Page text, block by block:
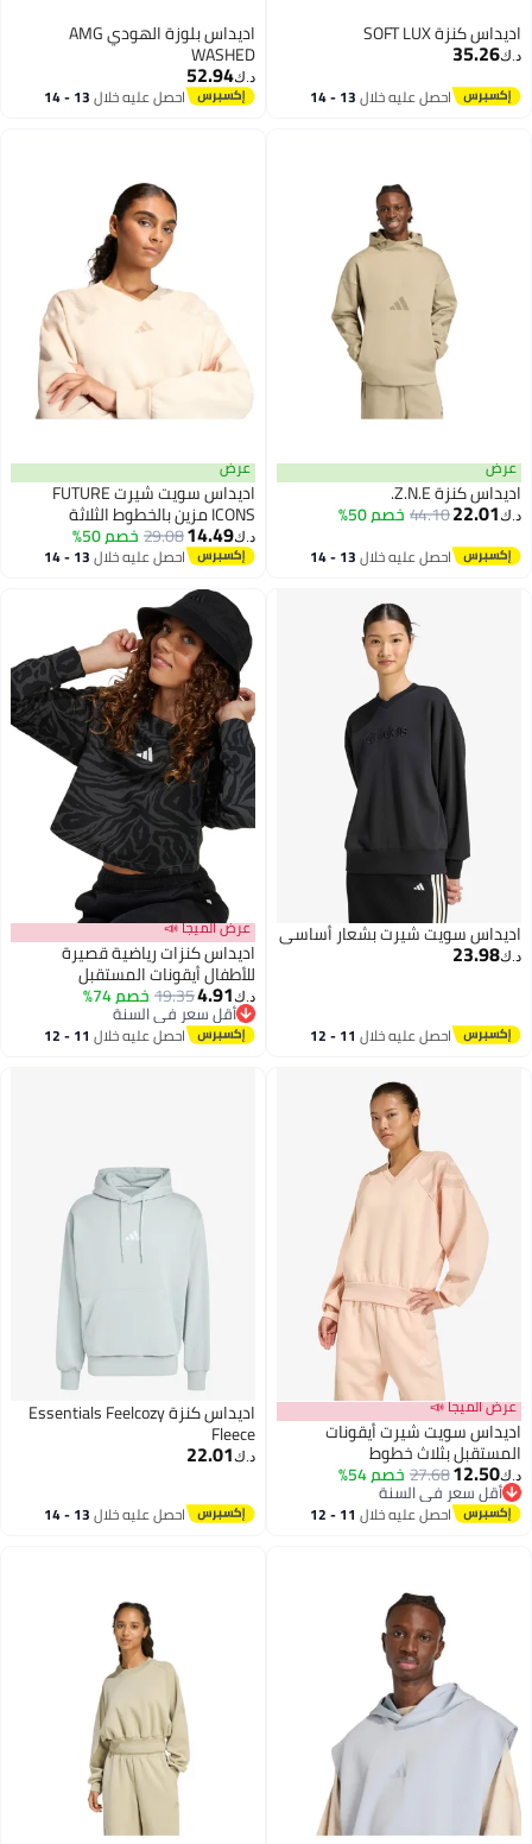
اديداس كنزة SOFT LUX
د.ك‏35.26
احصل عليه خلال 13 - 14
اديداس بلوزة الهودي AMG
WASHED
د.ك‏52.94
احصل عليه خلال 13 - 14
عرض
اديداس كنزة Z.N.E.
د.ك‏22.01
44.10خصم 50%
احصل عليه خلال 13 - 14
عرض
اديداس سويت شيرت FUTURE
ICONS مزين بالخطوط الثلاثة
د.ك‏14.49
29.08خصم 50%
احصل عليه خلال 13 - 14
اديداس سويت شيرت بشعار أساسي
د.ك‏23.98
احصل عليه خلال 11 - 12
عرض الميجا 📣
اديداس كنزات رياضية قصيرة
للأطفال أيقونات المستقبل
د.ك‏4.91
19.35خصم 74%
أقل سعر في السنة
أقل سعر في السنة
احصل عليه خلال 11 - 12
2
عرض الميجا 📣
اديداس سويت شيرت أيقونات
المستقبل بثلاث خطوط
د.ك‏12.50
27.68خصم 54%
أقل سعر في السنة
أقل سعر في السنة
احصل عليه خلال 11 - 12
اديداس كنزة Essentials Feelcozy
Fleece
د.ك‏22.01
احصل عليه خلال 13 - 14